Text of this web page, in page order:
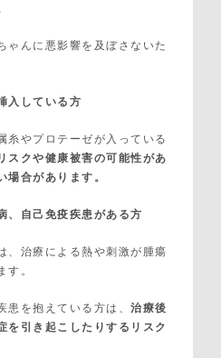
ゃんに悪影響を及ぼさないた
入している方
糸やプロテーゼが入っている
スクや健康被害の可能性があ
場合があります。
、自己免疫疾患がある方
、治療による熱や刺激が腫瘍
す。
患を抱えている方は、治療後
を引き起こしたりするリスク